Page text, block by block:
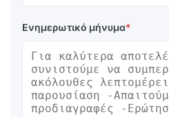
Ενημερωτικό μήνυμα*